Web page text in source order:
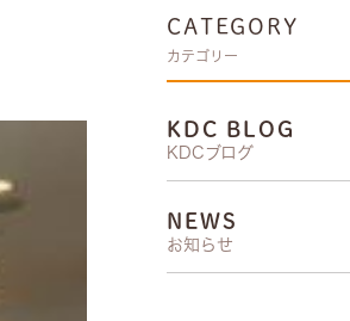
CATEGORY
カテゴリー
KDC BLOG
KDCブログ
NEWS
お知らせ